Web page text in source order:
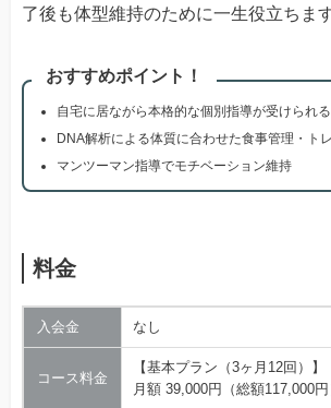
了後も体型維持のために一生役立ちます
おすすめポイント！
自宅に居ながら本格的な個別指導が受けられる
DNA解析による体質に合わせた食事管理・ト
マンツーマン指導でモチベーション維持
料金
入会金 なし
コース料金
【基本プラン（3ヶ月12回）】
月額 39,000円（総額117,000円